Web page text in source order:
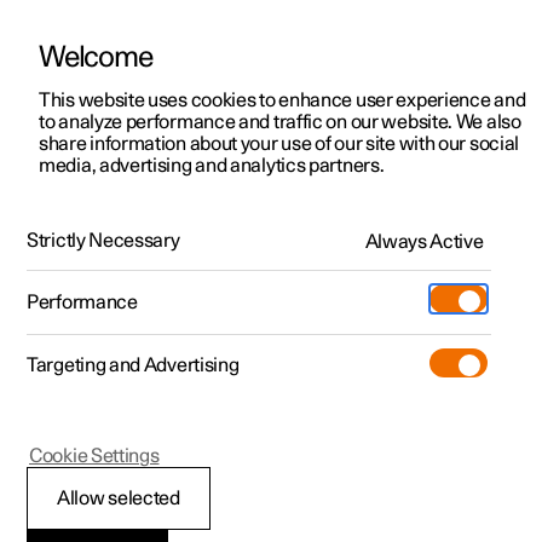
Polestar 2
Polestar 3
Polestar 4
Pre-owned
Shop
Meer
Testrit
Aanbiedingen voor
Testrit
Aanbiedingen voor
Polestar 4 coupé
Ontdek Polestar 4
Testrit
Bekijk onze stockwagens
Aanbiedingen voor
Ontdek Polestar 5
Over pre-owned
Pre-owned aanbiedingen
Aanbiedingen voor particulieren
Aanbiedingen voor
professionelen
Bekijk onze stockwagens
Configureer
Pre-owned
Testrit
Additionals
(Opent in een nieuw venster)
Experiences
Ontmoet ons
Servicepunten
Opladen
Support
HandleidingVideogalerijDownloadsSoftware-updates
Symbolen en meldingen
Polestar 1
Controle- en
Welcome
This website uses cookies to enhance user experience and
to analyze performance and traffic on our website. We also
share information about your use of our site with our social
media, advertising and analytics partners.
Strictly Necessary Always Active
Performance
Targeting and Advertising
Allow selected
Cookie Settings